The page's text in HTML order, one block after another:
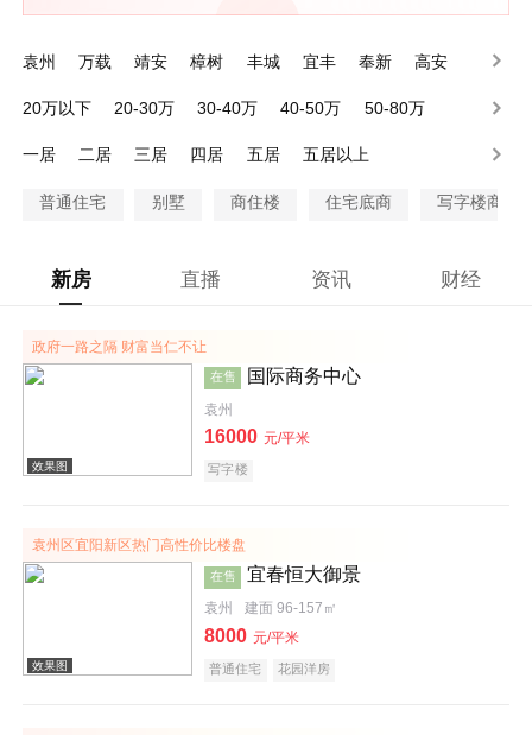
袁州 万载 靖安 樟树 丰城 宜丰 奉新
高安
20万以下
20-30万 30-40万 40-50万
50-80万
一居
二居 三居 四居 五居 五居以上
普通住宅 别墅 商住楼 住宅底商 写字楼商铺
新房 直播 资讯 财经
政府一路之隔 财富当仁不让
在售 国际商务中心
袁州
16000 元/平米
写字楼
袁州区宜阳新区热门高性价比楼盘
在售 宜春恒大御景
袁州 建面 96-157㎡
8000 元/平米
普通住宅 花园洋房